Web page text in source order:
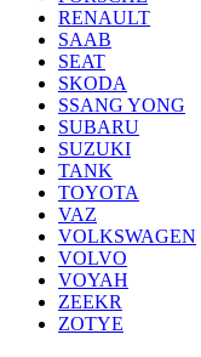
RENAULT
SAAB
SEAT
SKODA
SSANG YONG
SUBARU
SUZUKI
TANK
TOYOTA
VAZ
VOLKSWAGEN
VOLVO
VOYAH
ZEEKR
ZOTYE